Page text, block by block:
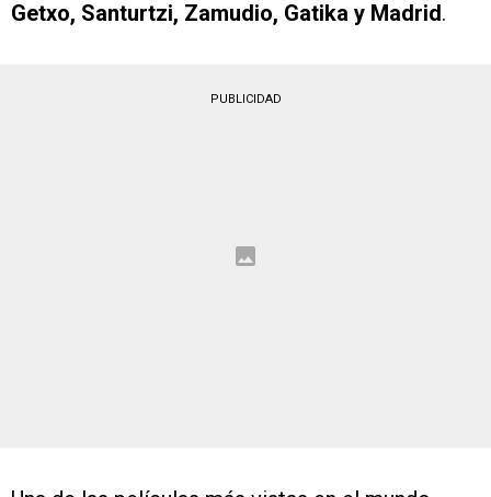
Getxo, Santurtzi, Zamudio, Gatika y Madrid.
PUBLICIDAD